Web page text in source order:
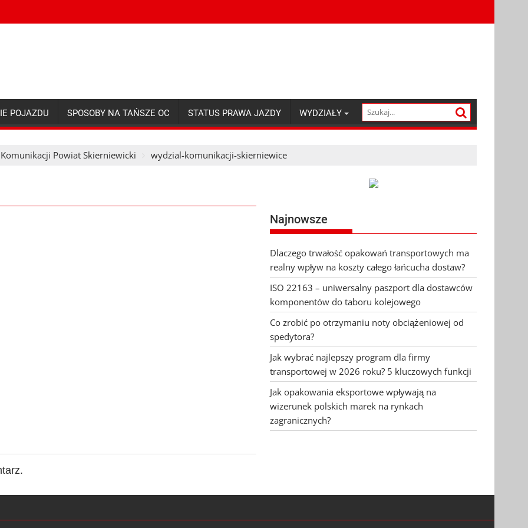
POJAZDU SPOSOBY NA TAŃSZE OC STATUS PRAWA JAZDY WYDZIAŁY
Komunikacji Powiat Skierniewicki wydzial-komunikacji-skierniewice
Najnowsze
Dlaczego trwałość opakowań transportowych ma
realny wpływ na koszty całego łańcucha dostaw?
ISO 22163 – uniwersalny paszport dla dostawców
komponentów do taboru kolejowego
Co zrobić po otrzymaniu noty obciążeniowej od
spedytora?
Jak wybrać najlepszy program dla firmy
transportowej w 2026 roku? 5 kluczowych funkcji
Jak opakowania eksportowe wpływają na
wizerunek polskich marek na rynkach
zagranicznych?